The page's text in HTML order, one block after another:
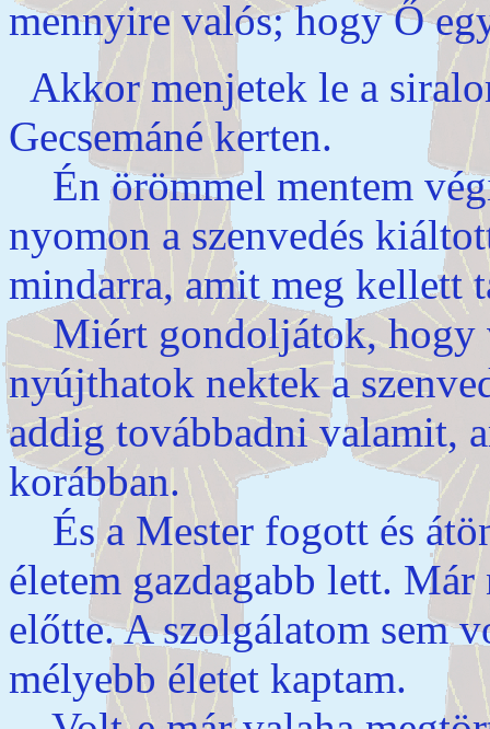
mennyire valós; hogy Ő
Akkor menjetek le a
Gecsemáné kerten.
Én örömmel mentem
nyomon a szenvedés
mindarra, amit meg kellett
Miért gondoljátok, hogy
nyújthatok nektek a
addig továbbadni valamit,
korábban.
És a Mester fogott és
életem gazdagabb lett.
előtte. A szolgálatom sem
mélyebb életet kaptam.